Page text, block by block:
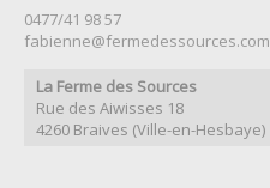
0477/41 98 57
fabienne@fermedessources.com
La Ferme des Sources
Rue des Aiwisses 18
4260 Braives (Ville-en-Hesbaye)